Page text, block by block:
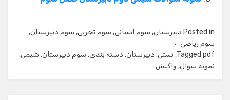
Posted in دبیرستان, سوم انسانی, سوم تجربی, سوم دبیرستان,
سوم ریاضی
Tagged pdf
, تستی, دبیرستان, دسته بندی, سوم دبیرستان, شیمی,
نمونه سوال, واکنش